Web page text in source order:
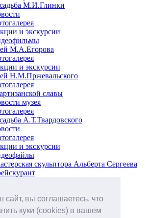
сайт, вы соглашаетесь, что
куки (cookies) в вашем
М.И.Глинки
и экскурсии
М.А.Егорова
и экскурсии
Н.М.Пржевальского
славы
музея
А.Т.Твардовского
и экскурсии
скульптора Альберта Сергеева
выставки